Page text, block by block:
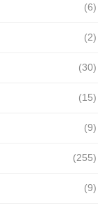
(6)
(2)
(30)
(15)
(9)
(255)
(9)